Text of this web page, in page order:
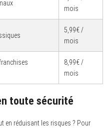
mois
5,99€ /
mois
8,99€ /
mois
toute sécurité
en réduisant les risques ? Pour